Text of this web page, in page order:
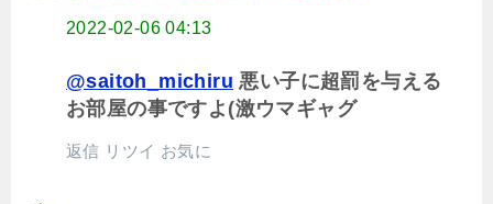
2022-02-06 04:13
@saitoh_michiru 悪い子に超罰を与える
お部屋の事ですよ(激ウマギャグ
返信 リツイ お気に